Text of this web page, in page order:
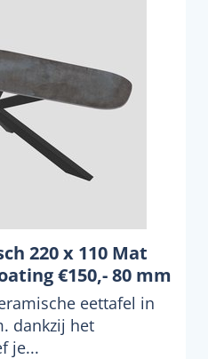
220 x 110 Mat
€150,- 80 mm
eettafel in
dankzij het
je...